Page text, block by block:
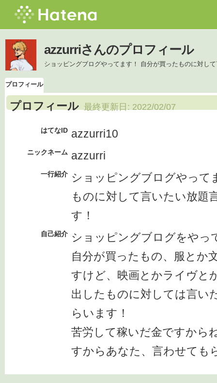
azzurriさんのプロフィール
ショッピングブログやってます！ 自分が買ったものに対し
プロフィール
プロフィール 最終更新日: 2022/02/07
はてなID azzurri10
ニックネーム azzurri
一行紹介 ショッピングブログやって
ものに対して言いたい放題
す！
自己紹介 ショッピングブログをやっ
自分が買ったもの、服とか
すけど、映画とかライヴと
出したものに対しては言い
らいます！
苦労して稼いだ金ですから
すからあなた、言わせても